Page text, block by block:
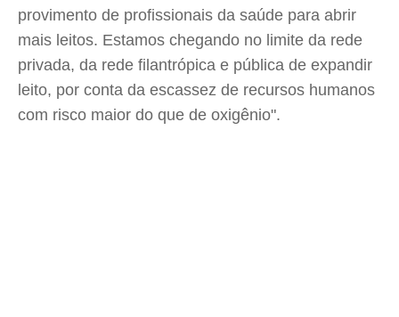
provimento de profissionais da saúde para abrir
mais leitos. Estamos chegando no limite da rede
privada, da rede filantrópica e pública de expandir
leito, por conta da escassez de recursos humanos
com risco maior do que de oxigênio".